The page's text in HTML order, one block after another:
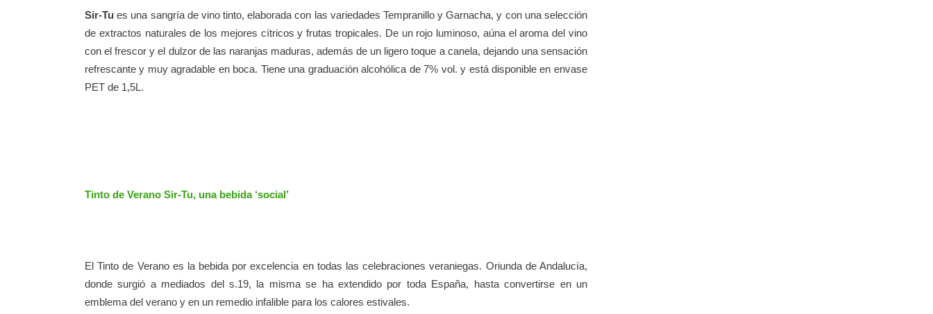
Sir-Tu es una sangría de vino tinto, elaborada con las variedades Tempranillo y Garnacha, y con una selección
de extractos naturales de los mejores cítricos y frutas tropicales. De un rojo luminoso, aúna el aroma del vino
con el frescor y el dulzor de las naranjas maduras, además de un ligero toque a canela, dejando una sensación
refrescante y muy agradable en boca. Tiene una graduación alcohólica de 7% vol. y está disponible en envase
PET de 1,5L.
Tinto de Verano Sir-Tu, una bebida ‘social’
El Tinto de Verano es la bebida por excelencia en todas las celebraciones veraniegas. Oriunda de Andalucía,
donde surgió a mediados del s.19, la misma se ha extendido por toda España, hasta convertirse en un
emblema del verano y en un remedio infalible para los calores estivales.